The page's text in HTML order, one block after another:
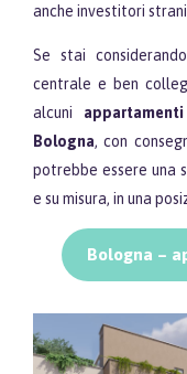
anche investitori
Se stai
centrale e ben
alcuni
Bologna, con
potrebbe essere una
e su misura, in una
Bologna –